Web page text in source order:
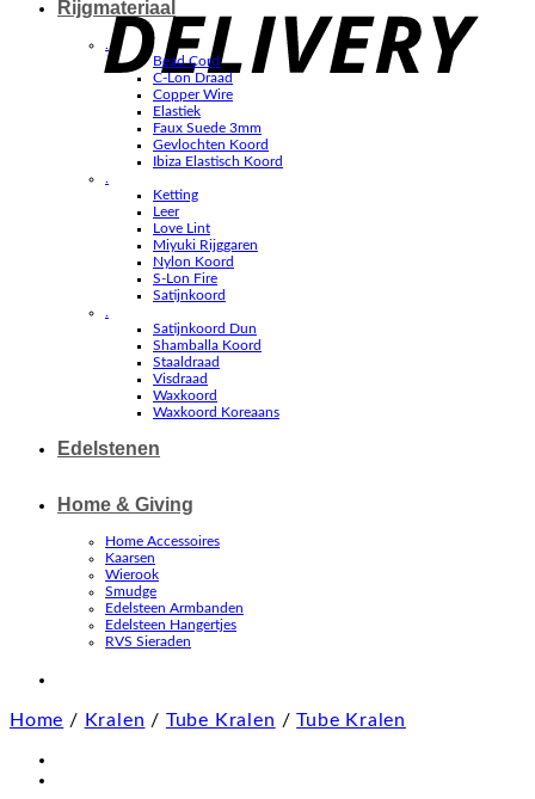
Rijgmateriaal
.
Bead Cord
C-Lon Draad
Copper Wire
Elastiek
Faux Suede 3mm
Gevlochten Koord
Ibiza Elastisch Koord
.
Ketting
Leer
Love Lint
Miyuki Rijggaren
Nylon Koord
S-Lon Fire
Satijnkoord
.
Satijnkoord Dun
Shamballa Koord
Staaldraad
Visdraad
Waxkoord
Waxkoord Koreaans
Edelstenen
Home & Giving
Home Accessoires
Kaarsen
Wierook
Smudge
Edelsteen Armbanden
Edelsteen Hangertjes
RVS Sieraden
Home / Kralen / Tube Kralen / Tube Kralen